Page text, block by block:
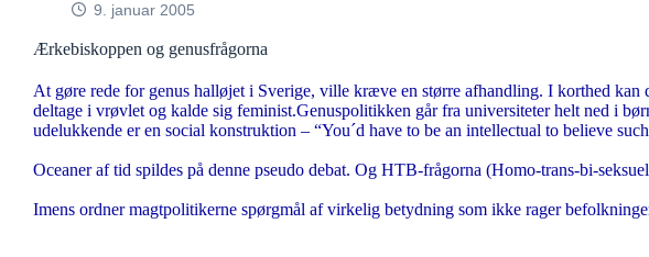
9. januar 2005
Ærkebiskoppen og genusfrågorna
At gøre rede for genus halløjet i Sverige, ville kræve en større afhandling. I korthed kan
deltage i vrøvlet og kalde sig feminist.Genuspolitikken går fra universiteter helt ned i
udelukkende er en social konstruktion – “You´d have to be an intellectual to believe
Oceaner af tid spildes på denne pseudo debat. Og HTB-frågorna (Homo-trans-bi-
Imens ordner magtpolitikerne spørgmål af virkelig betydning som ikke rager